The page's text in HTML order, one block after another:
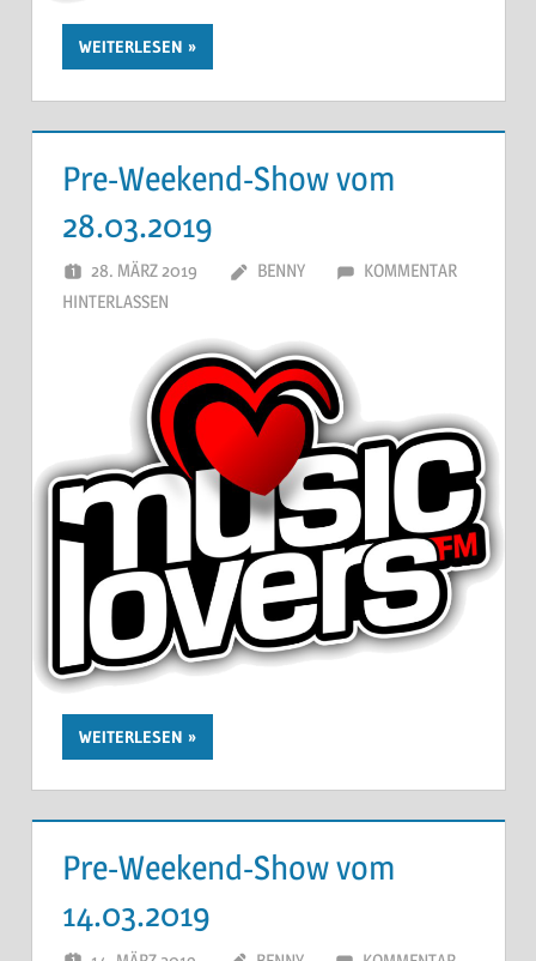
WEITERLESEN
Pre-Weekend-Show vom
28.03.2019
28. MÄRZ 2019 BENNY
KOMMENTAR
HINTERLASSEN
WEITERLESEN
Pre-Weekend-Show vom
14.03.2019